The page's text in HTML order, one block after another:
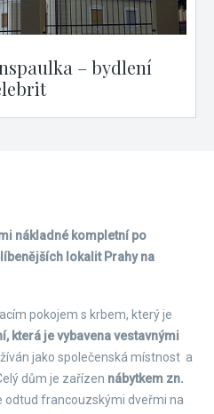
– bydlení
nákladné kompletní po
lokalit Prahy na
pokojem s krbem, který je
která je vybavena vestavnými
jako společenská místnost a
dům je zařízen nábytkem zn.
odtud francouzskými dveřmi na